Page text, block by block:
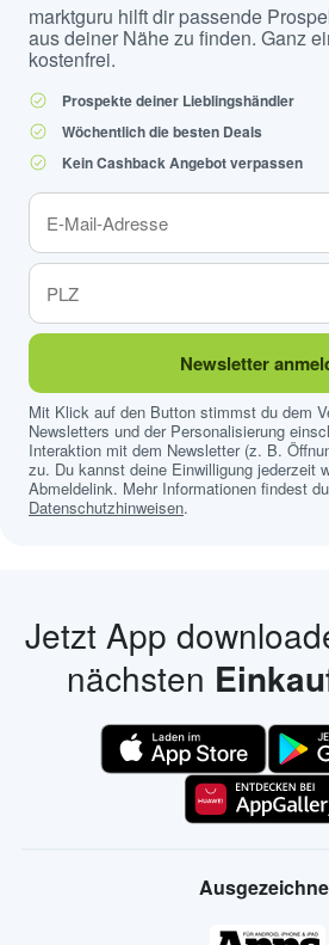
marktguru hilft dir passende
aus deiner Nähe zu finden. Ganz
kostenfrei.
Prospekte deiner Lieblingshändler
Wöchentlich die besten Deals
Kein Cashback Angebot verpassen
Newsletter
Mit Klick auf den Button stimmst du dem
Newsletters und der Personalisierung
Interaktion mit dem Newsletter (z. B.
zu. Du kannst deine Einwilligung jederzeit
Abmeldelink. Mehr Informationen findest
Datenschutzhinweisen.
Jetzt App
nächsten